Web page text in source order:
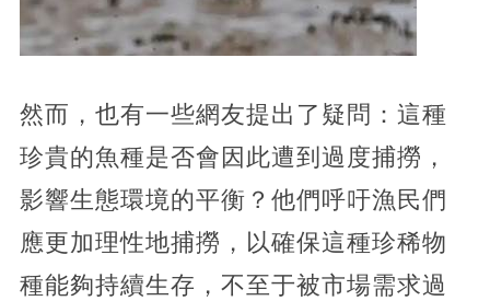
然而，也有一些網友提出了疑問：這種
珍貴的魚種是否會因此遭到過度捕撈，
影響生態環境的平衡？他們呼吁漁民們
應更加理性地捕撈，以確保這種珍稀物
種能夠持續生存，不至于被市場需求過